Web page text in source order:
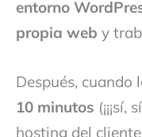
entorno
propia web y
Después, cuando
10 minutos
hosting del